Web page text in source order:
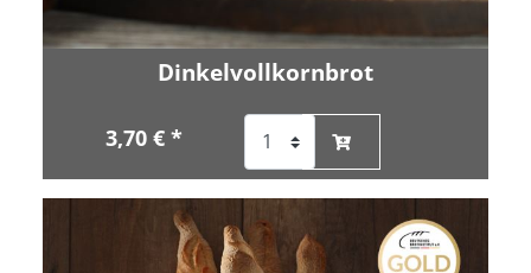
Dinkelvollkornbrot
3,70 € *